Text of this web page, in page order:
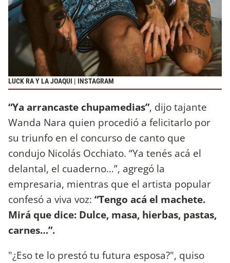
LUCK RA Y LA JOAQUI | INSTAGRAM
“Ya arrancaste chupamedias”, dijo tajante
Wanda Nara quien procedió a felicitarlo por
su triunfo en el concurso de canto que
condujo Nicolás Occhiato. “Ya tenés acá el
delantal, el cuaderno…”, agregó la
empresaria, mientras que el artista popular
confesó a viva voz: “Tengo acá el machete.
Mirá que dice: Dulce, masa, hierbas, pastas,
carnes…”.
"¿Eso te lo prestó tu futura esposa?", quiso